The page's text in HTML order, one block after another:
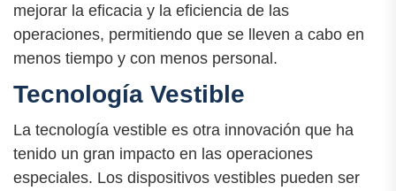
mejorar la eficacia y la eficiencia de las
operaciones, permitiendo que se lleven a cabo en
menos tiempo y con menos personal.
Tecnología Vestible
La tecnología vestible es otra innovación que ha
tenido un gran impacto en las operaciones
especiales. Los dispositivos vestibles pueden ser